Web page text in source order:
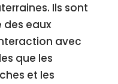
Ils sont
des eaux
avec
que les
et les